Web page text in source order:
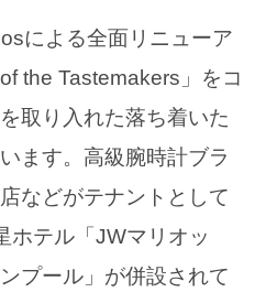
による全面リニューア
the Tastemakers」をコ
取り入れた落ち着いた
ます。高級腕時計ブラ
などがテナントとして
ホテル「JWマリオッ
プール」が併設されて